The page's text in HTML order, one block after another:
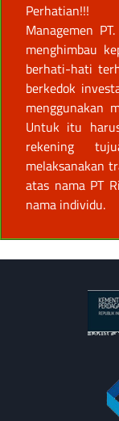
Perhatian!!!
Managemen
menghimbau
berhati-hati
berkedok
menggunakan
Untuk itu
rekening
melaksanakan
atas nama PT
nama individu.